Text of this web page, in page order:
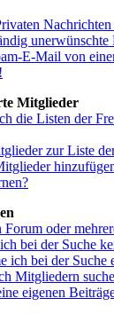
E-Mail von
Mitglieder
die Listen der
zur Liste
oder
bei der Suche
ich bei der Suche
Mitgliedern
eigenen